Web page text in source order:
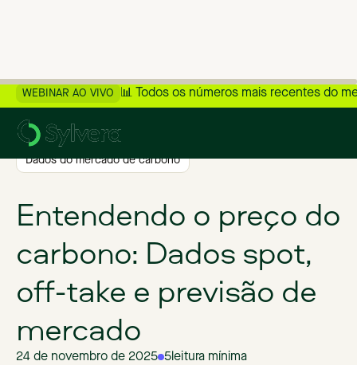
WEBINAR AO VIVO 📊 Todos os números mais recentes do
Dados do mercado de carbono
Entendendo o preço do
carbono: Dados spot,
off-take e previsão de
mercado
24 de novembro de 2025 5leitura mínima